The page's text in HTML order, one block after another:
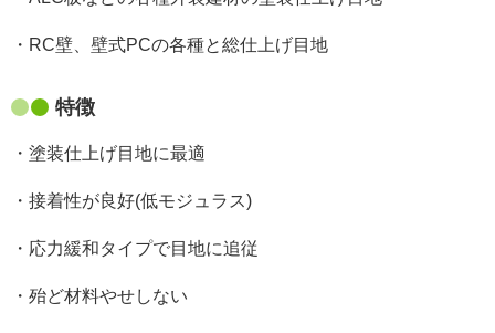
・RC壁、壁式PCの各種と総仕上げ目地
特徴
・塗装仕上げ目地に最適
・接着性が良好(低モジュラス)
・応力緩和タイプで目地に追従
・殆ど材料やせしない